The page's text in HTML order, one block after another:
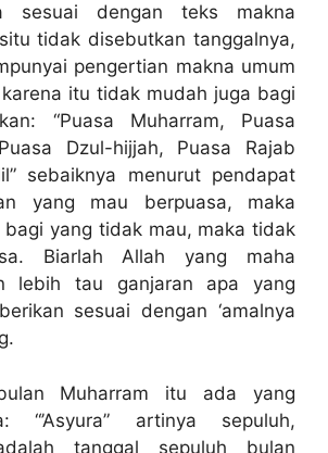
sesuai dengan teks makna
tidak disebutkan tanggalnya,
pengertian makna umum
itu tidak mudah juga bagi
“Puasa Muharram, Puasa
Dzul-hijjah, Puasa Rajab
sebaiknya menurut pendapat
yang mau berpuasa, maka
bagi yang tidak mau, maka tidak
Biarlah Allah yang maha
lebih tau ganjaran apa yang
sesuai dengan ‘amalnya
Muharram itu ada yang
“’Asyura” artinya sepuluh,
tanggal sepuluh bulan